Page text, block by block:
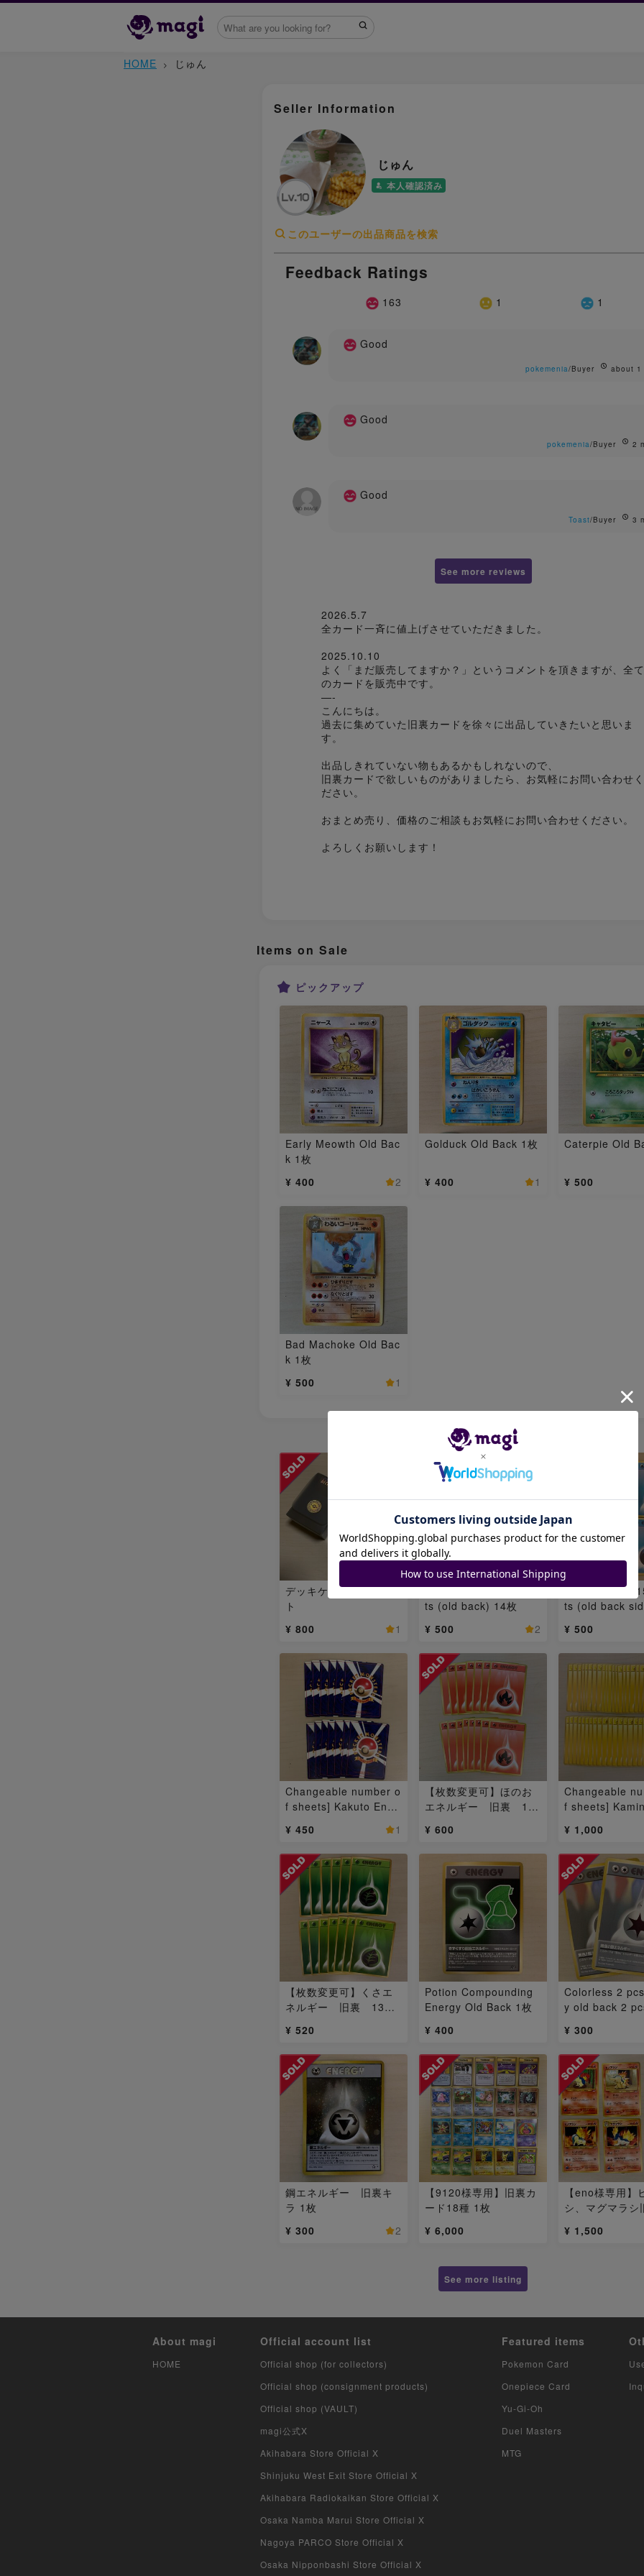
HOME じゅん
Seller Information
じゅん
本人確認済み
このユーザーの出品商品を検索
Feedback Ratings
163 1 1
Good
pokemenia/Buyer about 1
Good
pokemenia/Buyer 2
Good
Toast/Buyer 3
See more reviews
2026.5.7
全カード一斉に値上げさせていただきました。
2025.10.10
よく「まだ販売してますか？」というコメントを頂きますが、全て
のカードを販売中です。
—-
こんにちは。
過去に集めていた旧裏カードを徐々に出品していきたいと思いま
す。
出品しきれていない物もあるかもしれないので、
旧裏カードで欲しいものがありましたら、お気軽にお問い合わせく
ださい。
おまとめ売り、価格のご相談もお気軽にお問い合わせください。
よろしくお願いします！
Items on Sale
ピックアップ
Early Meowth Old Bac
k 1枚
¥ 400
2
Golduck Old Back 1枚
¥ 400 1
Caterpie Old
¥ 500
Bad Machoke Old Bac
k 1枚
¥ 500
1
デッキケース 2個セッ
ト
¥ 800
1
Esper Energy 14 shee
ts (old back) 14枚
¥ 500
2
Mizu Energy:
ts (old back
¥ 500
Changeable number o
f sheets] Kakuto Ener
13枚
¥ 450 1
【枚数変更可】ほのお
エネルギー 旧裏 15
¥ 600
Changeable
f sheets]
ack) 30枚
¥ 1,000
【枚数変更可】くさエ
ネルギー 旧裏 13枚
¥ 520
Potion Compounding
Energy Old Back 1枚
¥ 400
Colorless 2
y old back 2
¥ 300
鋼エネルギー 旧裏キ
ラ 1枚
¥ 300
2
【9120様専用】旧裏カ
ード18種 1枚
¥ 6,000
【eno様専用】
シ、マグマラシ
¥ 1,500
See more listing
About magi
HOME
Official account list
Official shop (for collectors)
Official shop (consignment products)
Official shop (VAULT)
magi公式X
Akihabara Store Official X
Shinjuku West Exit Store Official X
Akihabara Radiokaikan Store Official X
Osaka Namba Marui Store Official X
Nagoya PARCO Store Official X
Osaka Nipponbashi Store Official X
Featured items
Pokemon Card
Onepiece Card
Yu-Gi-Oh
Duel Masters
MTG